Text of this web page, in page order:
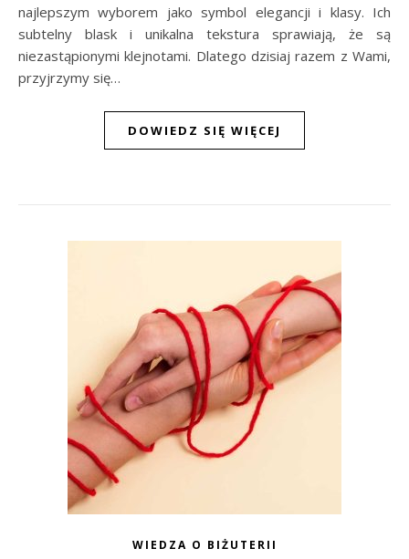
najlepszym wyborem jako symbol elegancji i klasy. Ich
subtelny blask i unikalna tekstura sprawiają, że są
niezastąpionymi klejnotami. Dlatego dzisiaj razem z Wami,
przyjrzymy się…
DOWIEDZ SIĘ WIĘCEJ
WIEDZA O BIŻUTERII